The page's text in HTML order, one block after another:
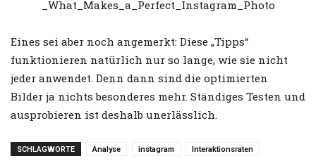
Eines sei aber noch angemerkt: Diese „Tipps“
funktionieren natürlich nur so lange, wie sie nicht
jeder anwendet. Denn dann sind die optimierten
Bilder ja nichts besonderes mehr. Ständiges Testen und
ausprobieren ist deshalb unerlässlich.
SCHLAGWORTE Analyse instagram Interaktionsraten